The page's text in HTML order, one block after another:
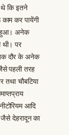
थे कि इतने
काम कर पायेंगी
हुआ। अनेक
थी। पर
दौर के अनेक
पहली तरह
चौबटिया
आदि
देहरादून का